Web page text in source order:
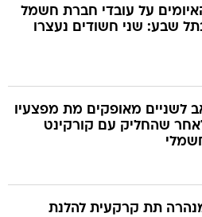
על עובדי חברת חשמל
שבע: שני חשודים נעצרו
לשניים מאופקים מת מפצעיו
שהחליק עם קורקינט
תת קרקעית להלנת